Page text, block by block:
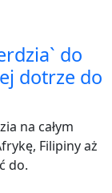
do
dotrze do
na całym
Filipiny aż
do.